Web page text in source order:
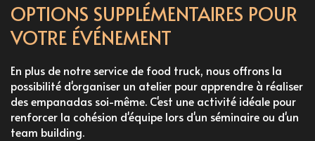
OPTIONS SUPPLÉMENTAIRES POUR
VOTRE ÉVÉNEMENT
En plus de notre service de food truck, nous offrons la
possibilité d'organiser un atelier pour apprendre à réaliser
des empanadas soi-même. C'est une activité idéale pour
renforcer la cohésion d'équipe lors d'un séminaire ou d'un
team building.